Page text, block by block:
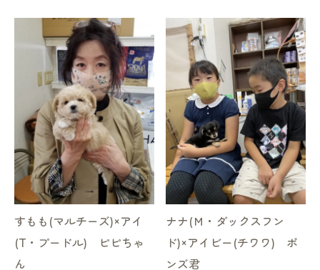
すもも(マルチーズ)×アイ
(T・プードル) ピピちゃ
ん
ナナ(Ｍ・ダックスフン
ド)×アイビー(チワワ) ポ
ンズ君